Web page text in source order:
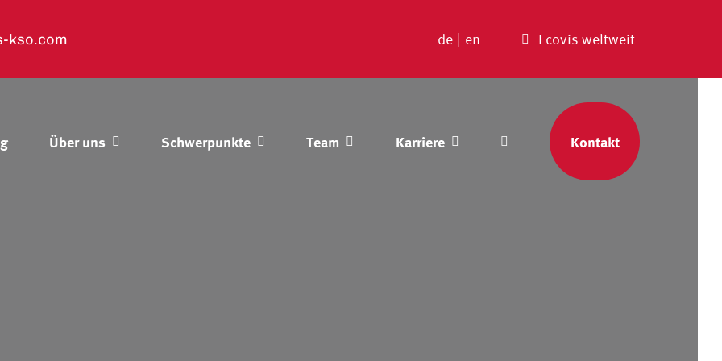
kso.com de | en Ecovis weltweit
Über uns Schwerpunkte Team Karriere Kontakt